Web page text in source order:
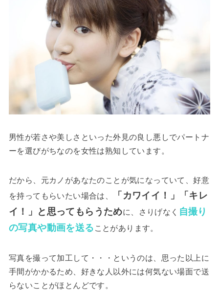
男性が若さや美しさといった外見の良し悪しでパートナ
ーを選びがちなのを女性は熟知しています。
だから、元カノがあなたのことが気になっていて、好意
を持ってもらいたい場合は、
「カワイイ！」「キレ
イ！」と思ってもらうために、さりげなく 自撮り
の写真や動画を送ることがあります。
写真を撮って加工して・・・というのは、思った以上に
手間がかかるため、好きな人以外には何気ない場面で送
らないことがほとんどです。